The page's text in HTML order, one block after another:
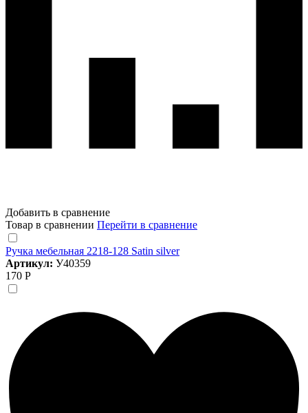
Добавить в сравнение
Товар в сравнении Перейти в сравнение
Ручка мебельная 2218-128 Satin silver
Артикул: У40359
170 Р